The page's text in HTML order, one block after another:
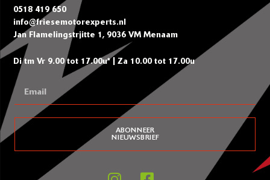
0518 419 650
info@friesemotorexperts.nl
Jan Flamelingstrjitte 1, 9036 VM Menaam
Di tm Vr 9.00 tot 17.00u* | Za 10.00 tot 17.00u
ABONNEER
NIEUWSBRIEF